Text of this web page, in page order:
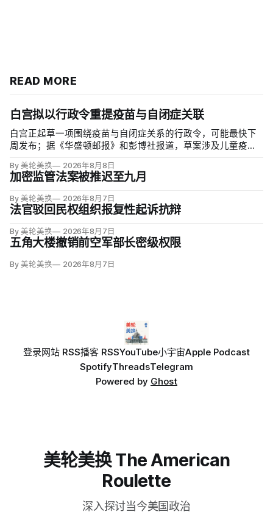
READ MORE
白宫拟以行政令重提疫苗与自闭症关联
白宫正起草一项围绕疫苗与自闭症关系的行政令，可能最快下
周发布；据《华盛顿邮报》和彭博社报道，草案涉及儿童疫苗
项覆盖全球数百万儿童的高质量研究均未发现儿童疫苗导致自
闭症，相关说法源自一项后来撤稿的欺诈性研究，作者也被吊
销执照。
By 美轮美换 2026年8月8日
加密监管法案被推迟至九月
By 美轮美换 2026年8月7日
法官驳回民权组织报复性起诉抗辩
By 美轮美换 2026年8月7日
五角大楼撤销前空军部长密级权限
By 美轮美换 2026年8月7日
登录网站 RSS播客 RSSYouTube小宇宙Apple Podcast
SpotifyThreadsTelegram
Powered by Ghost
美轮美换 The American
Roulette
深入探讨当今美国政治